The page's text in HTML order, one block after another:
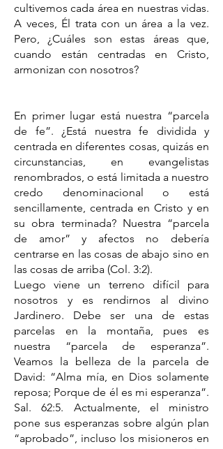
cultivemos cada área en nuestras vidas.
A veces, Él trata con un área a la vez.
Pero, ¿Cuáles son estas áreas que,
cuando están centradas en Cristo,
armonizan con nosotros?
En primer lugar está nuestra “parcela
de fe”. ¿Está nuestra fe dividida y
centrada en diferentes cosas, quizás en
circunstancias, en evangelistas
renombrados, o está limitada a nuestro
credo denominacional o está
sencillamente, centrada en Cristo y en
su obra terminada? Nuestra “parcela
de amor” y afectos no debería
centrarse en las cosas de abajo sino en
las cosas de arriba (Col. 3:2).
Luego viene un terreno difícil para
nosotros y es rendirnos al divino
Jardinero. Debe ser una de estas
parcelas en la montaña, pues es
nuestra “parcela de esperanza”.
Veamos la belleza de la parcela de
David: “Alma mía, en Dios solamente
reposa; Porque de él es mi esperanza”.
Sal. 62:5. Actualmente, el ministro
pone sus esperanzas sobre algún plan
“aprobado”, incluso los misioneros en